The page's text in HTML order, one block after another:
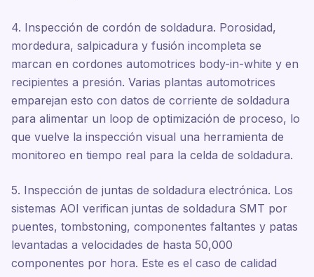
4. Inspección de cordón de soldadura. Porosidad,
mordedura, salpicadura y fusión incompleta se
marcan en cordones automotrices body-in-white y en
recipientes a presión. Varias plantas automotrices
emparejan esto con datos de corriente de soldadura
para alimentar un loop de optimización de proceso, lo
que vuelve la inspección visual una herramienta de
monitoreo en tiempo real para la celda de soldadura.
5. Inspección de juntas de soldadura electrónica. Los
sistemas AOI verifican juntas de soldadura SMT por
puentes, tombstoning, componentes faltantes y patas
levantadas a velocidades de hasta 50,000
componentes por hora. Este es el caso de calidad